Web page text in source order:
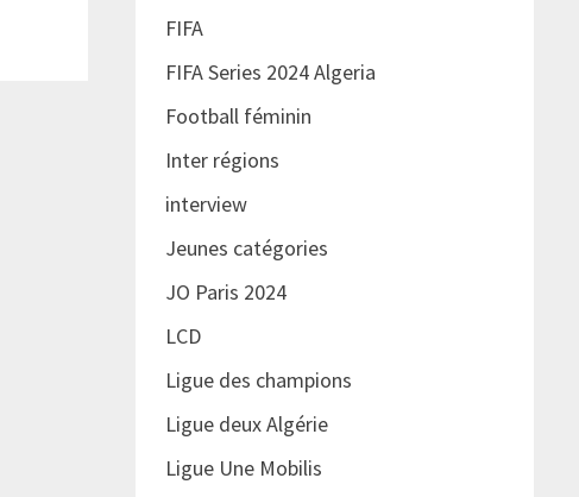
FIFA
FIFA Series 2024 Algeria
Football féminin
Inter régions
interview
Jeunes catégories
JO Paris 2024
LCD
Ligue des champions
Ligue deux Algérie
Ligue Une Mobilis